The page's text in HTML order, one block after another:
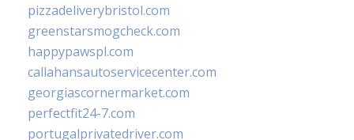
pizzadeliverybristol.com
greenstarsmogcheck.com
happypawspl.com
callahansautoservicecenter.com
georgiascornermarket.com
perfectfit24-7.com
portugalprivatedriver.com